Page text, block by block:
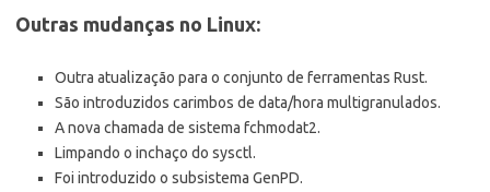
Outras mudanças no Linux:
Outra atualização para o conjunto de ferramentas Rust.
São introduzidos carimbos de data/hora multigranulados.
A nova chamada de sistema fchmodat2.
Limpando o inchaço do sysctl.
Foi introduzido o subsistema GenPD.